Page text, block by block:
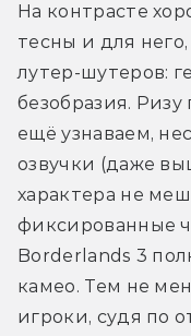
На контрасте
тесны и для
лутер-шутеров:
безобразия. Ризу
ещё узнаваем,
озвучки (даже
характера не
фиксированные
Borderlands 3
камео. Тем не
игроки, судя по